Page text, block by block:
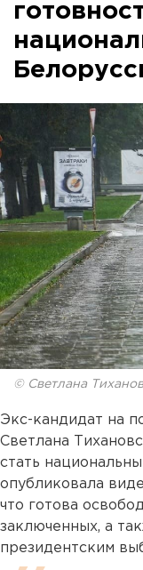
© Светлана
Экс-кандидат на
Светлана
стать
опубликовала
что готова
заключенных, а
президентским